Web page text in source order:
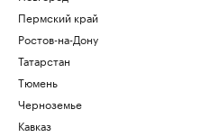
Пермский край
Ростов-на-Дону
Татарстан
Тюмень
Черноземье
Кавказ